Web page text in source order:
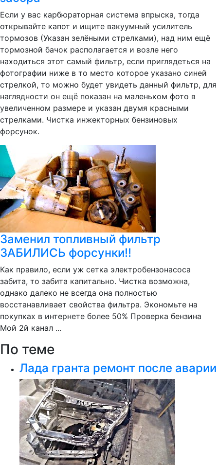
Если у вас карбюраторная система впрыска, тогда
открывайте капот и ищите вакуумный усилитель
тормозов (Указан зелёными стрелками), над ним ещё
тормозной бачок располагается и возле него
находиться этот самый фильтр, если приглядеться на
фотографии ниже в то место которое указано синей
стрелкой, то можно будет увидеть данный фильтр, для
наглядности он ещё показан на маленьком фото в
увеличенном размере и указан двумя красными
стрелками. Чистка инжекторных бензиновых
форсунок.
Заменил топливный фильтр
ЗАБИЛИСЬ форсунки!!
Как правило, если уж сетка электробензонасоса
забита, то забита капитально. Чистка возможна,
однако далеко не всегда она полностью
восстанавливает свойства фильтра. Экономьте на
покупках в интернете более 50% Проверка бензина
Мой 2й канал ...
По теме
Лада гранта ремонт после аварии